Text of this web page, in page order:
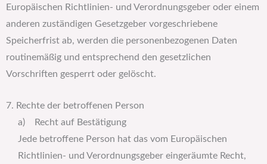
Europäischen Richtlinien- und Verordnungsgeber oder einem
anderen zuständigen Gesetzgeber vorgeschriebene
Speicherfrist ab, werden die personenbezogenen Daten
routinemäßig und entsprechend den gesetzlichen
Vorschriften gesperrt oder gelöscht.
7. Rechte der betroffenen Person
a) Recht auf Bestätigung
Jede betroffene Person hat das vom Europäischen
Richtlinien- und Verordnungsgeber eingeräumte Recht,